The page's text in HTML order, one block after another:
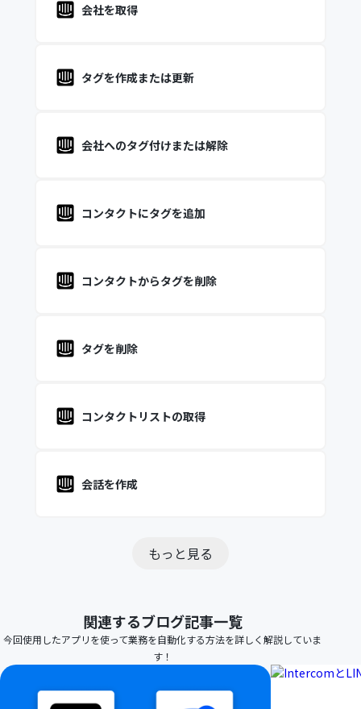
会社を取得
タグを作成または更新
会社へのタグ付けまたは解除
コンタクトにタグを追加
コンタクトからタグを削除
タグを削除
コンタクトリストの取得
会話を作成
もっと見る
関連するブログ記事一覧
今回使用したアプリを使って業務を自動化する方法を詳しく解説していま
す！